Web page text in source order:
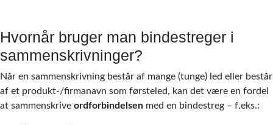
Hvornår bruger man bindestreger i
sammenskrivninger?
Når en sammenskrivning består af mange (tunge) led eller består
af et produkt-/firmanavn som førsteled, kan det være en fordel
at sammenskrive ordforbindelsen med en bindestreg – f.eks.: